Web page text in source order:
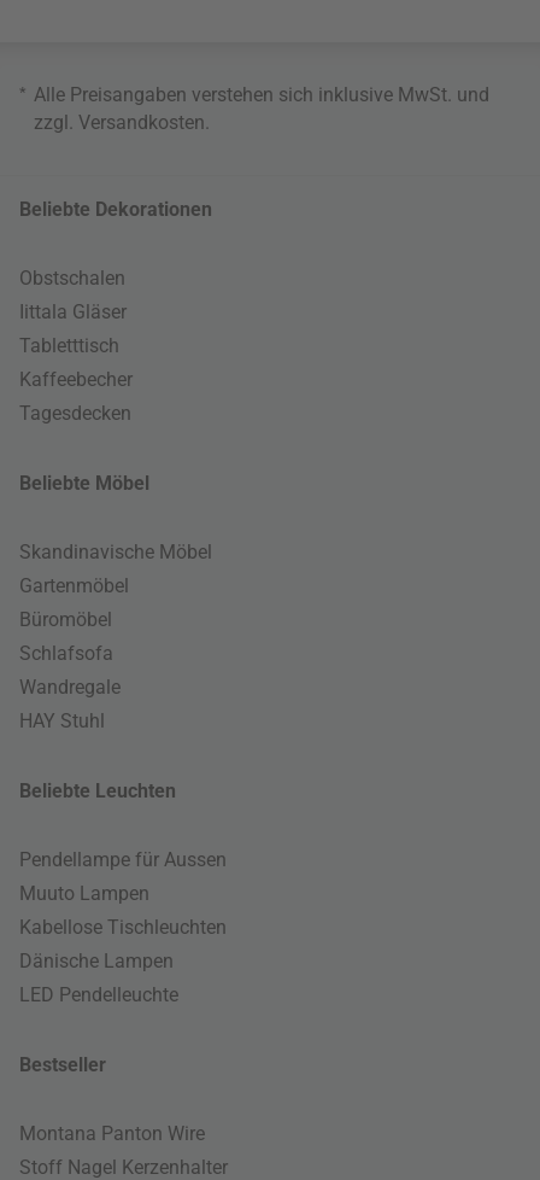
* Alle Preisangaben verstehen sich inklusive MwSt. und
zzgl. Versandkosten
Beliebte Dekorationen
Obstschalen
Iittala Gläser
Tabletttisch
Kaffeebecher
Tagesdecken
Beliebte Möbel
Skandinavische Möbel
Gartenmöbel
Büromöbel
Schlafsofa
Wandregale
HAY Stuhl
Beliebte Leuchten
Pendellampe für Aussen
Muuto Lampen
Kabellose Tischleuchten
Dänische Lampen
LED Pendelleuchte
Bestseller
Montana Panton Wire
Stoff Nagel Kerzenhalter